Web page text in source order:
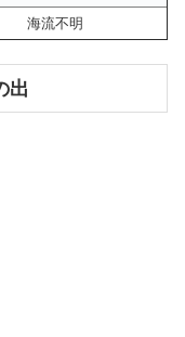
海流不明
出